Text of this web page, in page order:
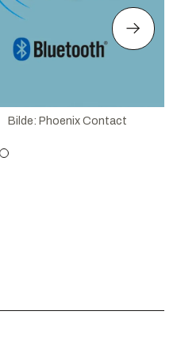
Bilde: Phoenix Contact